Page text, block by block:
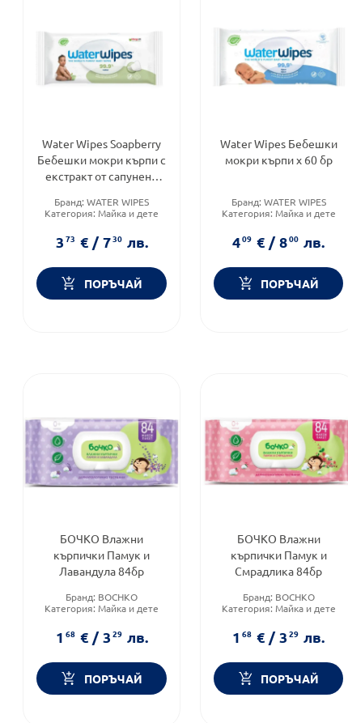
Water Wipes Soapberry
Бебешки мокри кърпи с
екстракт от сапунено
Бранд:WATER WIPES
Категория: Майка и дете
кърпички
373 € / 730 лв.
ПОРЪЧАЙ
Water Wipes Бебешки
мокри кърпи х 60 бр
Бранд: WATER WIPES
Категория: Майка и дете
кърпички
409 € / 800 лв.
ПОРЪЧАЙ
БОЧКО Влажни
кърпички Памук и
Лавандула 84бр
Бранд: BOCHKO
Категория: Майка и дете
кърпички
168 € / 329 лв.
ПОРЪЧАЙ
БОЧКО Влажни
кърпички Памук и
Смрадлика 84бр
Бранд: BOCHKO
Категория: Майка и дете
кърпички
168 € / 329 лв.
ПОРЪЧАЙ